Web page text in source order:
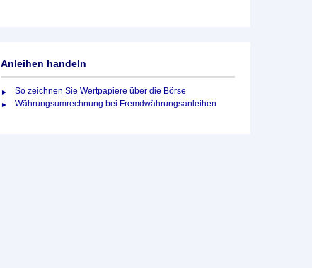
Anleihen handeln
So zeichnen Sie Wertpapiere über die Börse
Währungsumrechnung bei Fremdwährungsanleihen